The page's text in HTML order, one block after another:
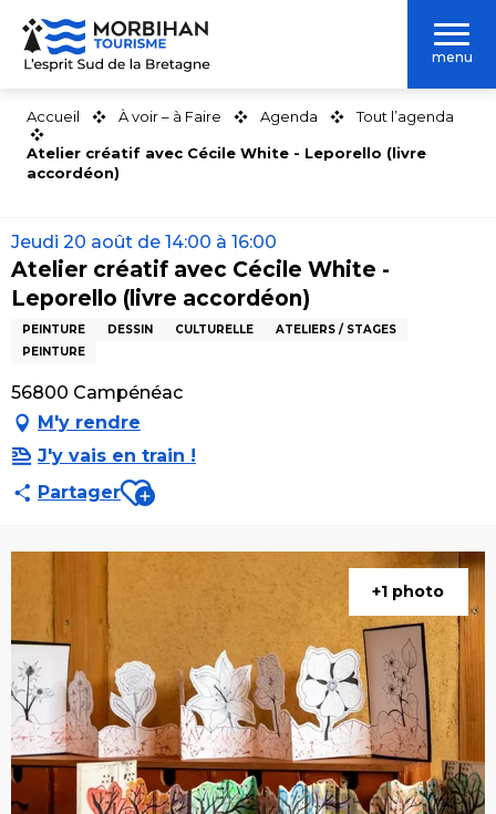
Aller
contenu
menu
Accueil À voir – à Faire Agenda Tout l’agenda
Atelier créatif avec Cécile White - Leporello (livre
accordéon)
Jeudi 20 août de 14:00 à 16:00
Atelier créatif avec Cécile White -
Leporello (livre accordéon)
PEINTURE DESSIN CULTURELLE
ATELIERS / STAGES
PEINTURE
56800 Campénéac
M'y rendre
J'y vais en train !
PartagerAjouter aux favoris
+1 photo